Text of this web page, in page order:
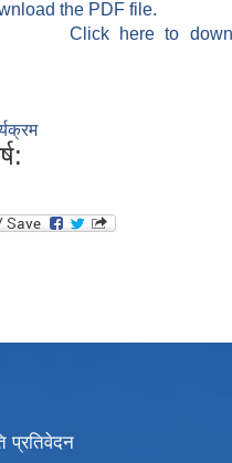
the PDF file.
Click here to
प्रतिवेदन